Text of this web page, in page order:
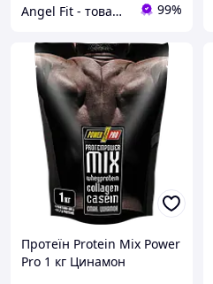
Angel Fit - товари для здоров'я, спорту та активного життя 99%
Протеїн Protein Mix Power
Pro 1 кг Цинамон